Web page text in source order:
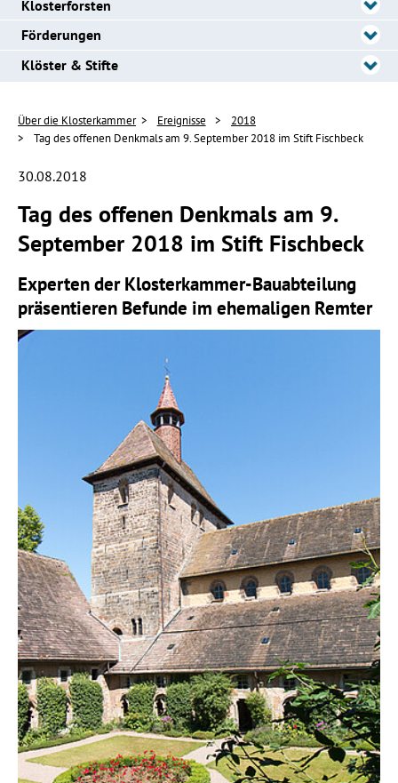
Klosterforsten
Förderungen
Klöster & Stifte
Über die Klosterkammer Ereignisse
2018
Tag des offenen Denkmals am 9. September 2018 im Stift Fischbeck
30.08.2018
Tag des offenen Denkmals am 9.
September 2018 im Stift Fischbeck
Experten der Klosterkammer-Bauabteilung
präsentieren Befunde im ehemaligen Remter